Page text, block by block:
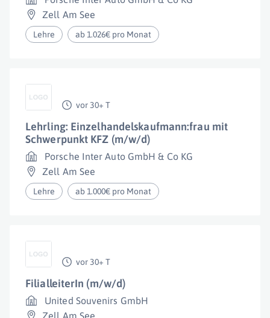
Zell Am See
Lehre ab 1.026€ pro Monat
vor 30+ T
Lehrling: Einzelhandelskaufmann:frau mit
Schwerpunkt KFZ (m/w/d)
Porsche Inter Auto GmbH & Co KG
Zell Am See
Lehre ab 1.000€ pro Monat
vor 30+ T
FilialleiterIn (m/w/d)
United Souvenirs GmbH
Zell Am See